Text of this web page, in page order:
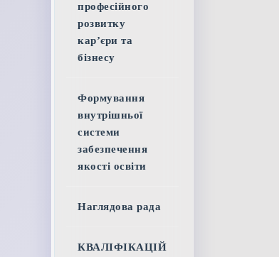
професійного
розвитку
кар’єри та
бізнесу
Формування
внутрішньої
системи
забезпечення
якості освіти
Наглядова рада
КВАЛІФІКАЦІЙ